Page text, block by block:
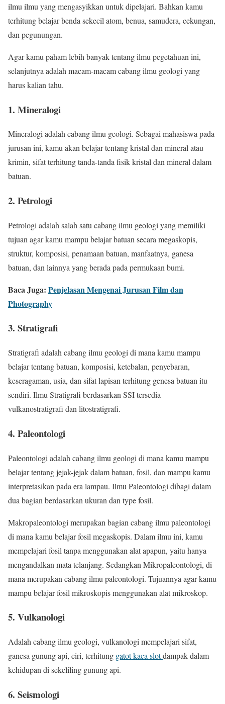
ilmu ilmu yang mengasyikkan untuk dipelajari. Bahkan kamu
terhitung belajar benda sekecil atom, benua, samudera, cekungan,
dan pegunungan.
Agar kamu paham lebih banyak tentang ilmu pegetahuan ini,
selanjutnya adalah macam-macam cabang ilmu geologi yang
harus kalian tahu.
1. Mineralogi
Mineralogi adalah cabang ilmu geologi. Sebagai mahasiswa pada
jurusan ini, kamu akan belajar tentang kristal dan mineral atau
krimin, sifat terhitung tanda-tanda fisik kristal dan mineral dalam
batuan.
2. Petrologi
Petrologi adalah salah satu cabang ilmu geologi yang memiliki
tujuan agar kamu mampu belajar batuan secara megaskopis,
struktur, komposisi, penamaan batuan, manfaatnya, ganesa
batuan, dan lainnya yang berada pada permukaan bumi.
Baca Juga: Penjelasan Mengenai Jurusan Film dan
Photography
3. Stratigrafi
Stratigrafi adalah cabang ilmu geologi di mana kamu mampu
belajar tentang batuan, komposisi, ketebalan, penyebaran,
keseragaman, usia, dan sifat lapisan terhitung genesa batuan itu
sendiri. Ilmu Stratigrafi berdasarkan SSI tersedia
vulkanostratigrafi dan litostratigrafi.
4. Paleontologi
Paleontologi adalah cabang ilmu geologi di mana kamu mampu
belajar tentang jejak-jejak dalam batuan, fosil, dan mampu kamu
interpretasikan pada era lampau. Ilmu Paleontologi dibagi dalam
dua bagian berdasarkan ukuran dan type fosil.
Makropaleontologi merupakan bagian cabang ilmu paleontologi
di mana kamu belajar fosil megaskopis. Dalam ilmu ini, kamu
mempelajari fosil tanpa menggunakan alat apapun, yaitu hanya
mengandalkan mata telanjang. Sedangkan Mikropaleontologi, di
mana merupakan cabang ilmu paleontologi. Tujuannya agar kamu
mampu belajar fosil mikroskopis menggunakan alat mikroskop.
5. Vulkanologi
Adalah cabang ilmu geologi, vulkanologi mempelajari sifat,
ganesa gunung api, ciri, terhitung gatot kaca slotdampak dalam
kehidupan di sekeliling gunung api.
6. Seismologi